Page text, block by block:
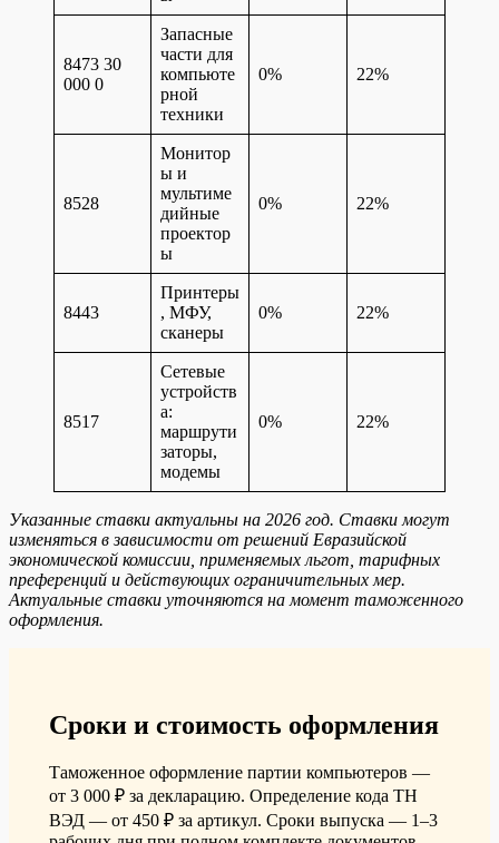
8473 30
000 0
Запасные
части для
компьюте
рной
техники
0% 22%
8528
Монитор
ы и
мультиме
дийные
проектор
ы
0% 22%
8443
Принтеры
, МФУ,
сканеры
0% 22%
8517
Сетевые
устройств
а:
маршрути
заторы,
модемы
0% 22%
Указанные ставки актуальны на 2026 год. Ставки могут
изменяться в зависимости от решений Евразийской
экономической комиссии, применяемых льгот, тарифных
преференций и действующих ограничительных мер.
Актуальные ставки уточняются на момент таможенного
оформления.
Сроки и стоимость оформления
Таможенное оформление партии компьютеров —
от 3 000 ₽ за декларацию. Определение кода ТН
ВЭД — от 450 ₽ за артикул. Сроки выпуска — 1–3